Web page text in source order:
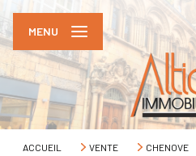
MENU
ACCUEIL VENTE CHENOVE